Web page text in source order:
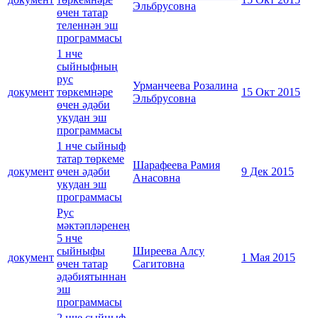
өчен татар
теленнән эш
программасы
Эльбрусовна
документ
1 нче
сыйныфның
рус
төркемнәре
өчен әдәби
укудан эш
программасы
Урманчеева Розалина
Эльбрусовна
15 Окт 2015
документ
1 нче сыйныф
татар төркеме
өчен әдәби
укудан эш
программасы
Шарафеева Рамия
Анасовна
9 Дек 2015
документ
Рус
мәктәпләренең
5 нче
сыйныфы
өчен татар
әдәбиятыннан
эш
программасы
Ширеева Алсу
Сагитовна
1 Мая 2015